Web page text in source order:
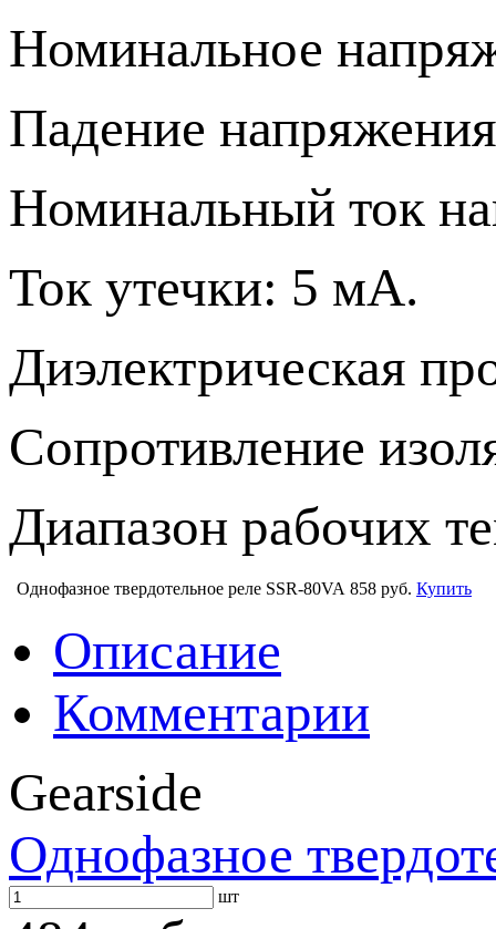
Номинальное
Падение
Номинальный ток
Ток утечки: 5 мА.
Диэлектрическая
Сопротивление
Диапазон рабочих
Однофазное твердотельное реле SSR-80VA 858 руб. Купить
Описание
Комментарии
Gearside
Однофазное
шт